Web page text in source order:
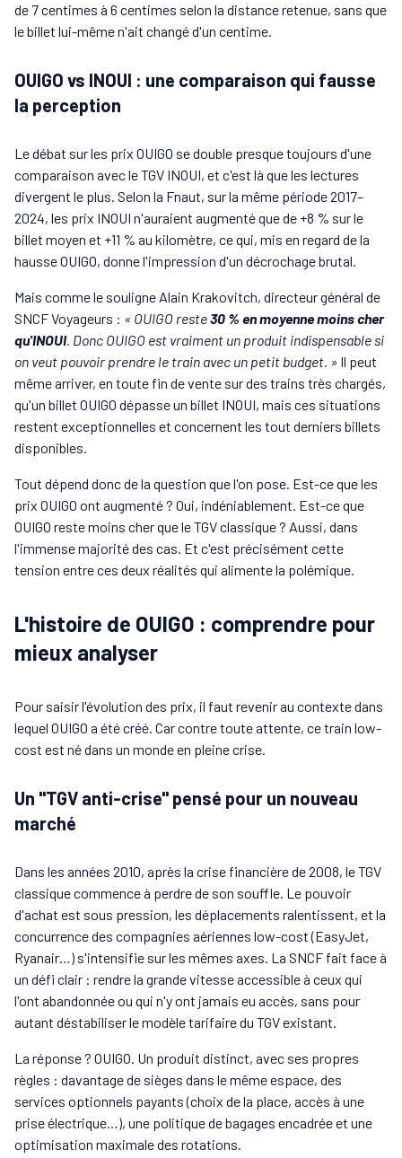
de 7 centimes à 6 centimes selon la distance retenue, sans que
le billet lui-même n'ait changé d'un centime.
OUIGO vs INOUI : une comparaison qui fausse
la perception
Le débat sur les prix OUIGO se double presque toujours d'une
comparaison avec le TGV INOUI, et c'est là que les lectures
divergent le plus. Selon la Fnaut, sur la même période 2017–
2024, les prix INOUI n'auraient augmenté que de +8 % sur le
billet moyen et +11 % au kilomètre, ce qui, mis en regard de la
hausse OUIGO, donne l'impression d'un décrochage brutal.
Mais comme le souligne Alain Krakovitch, directeur général de
SNCF Voyageurs : « OUIGO reste30 % en moyenne moins cher
qu'INOUI. Donc OUIGO est vraiment un produit indispensable si
on veut pouvoir prendre le train avec un petit budget. » Il peut
même arriver, en toute fin de vente sur des trains très chargés,
qu'un billet OUIGO dépasse un billet INOUI, mais ces situations
restent exceptionnelles et concernent les tout derniers billets
disponibles.
Tout dépend donc de la question que l'on pose. Est-ce que les
prix OUIGO ont augmenté ? Oui, indéniablement. Est-ce que
OUIGO reste moins cher que le TGV classique ? Aussi, dans
l'immense majorité des cas. Et c'est précisément cette
tension entre ces deux réalités qui alimente la polémique.
L'histoire de OUIGO : comprendre pour
mieux analyser
Pour saisir l'évolution des prix, il faut revenir au contexte dans
lequel OUIGO a été créé. Car contre toute attente, ce train low-
cost est né dans un monde en pleine crise.
Un "TGV anti-crise" pensé pour un nouveau
marché
Dans les années 2010, après la crise financière de 2008, le TGV
classique commence à perdre de son souffle. Le pouvoir
d'achat est sous pression, les déplacements ralentissent, et la
concurrence des compagnies aériennes low-cost (EasyJet,
Ryanair…) s'intensifie sur les mêmes axes. La SNCF fait face à
un défi clair : rendre la grande vitesse accessible à ceux qui
l'ont abandonnée ou qui n'y ont jamais eu accès, sans pour
autant déstabiliser le modèle tarifaire du TGV existant.
La réponse ? OUIGO. Un produit distinct, avec ses propres
règles : davantage de sièges dans le même espace, des
services optionnels payants (choix de la place, accès à une
prise électrique…), une politique de bagages encadrée et une
optimisation maximale des rotations.